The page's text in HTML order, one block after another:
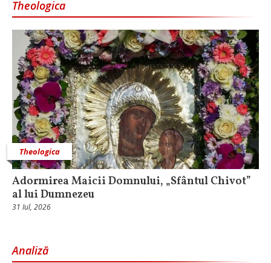
Theologica
Theologica
Adormirea Maicii Domnului, „Sfântul Chivot”
al lui Dumnezeu
31 Iul, 2026
Analiză